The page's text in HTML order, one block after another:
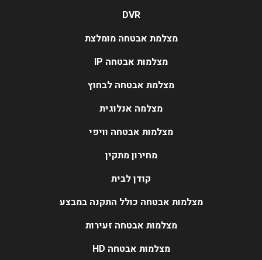
DVR
מצלמת אבטחה מומלצת
מצלמות אבטחה IP
מצלמת אבטחה לבחוץ
מצלמה אנלוגית
מצלמות אבטחה וויפי
מחירון מתקין
קודן לבית
מצלמות אבטחה כולל התקנה במבצע
מצלמות אבטחה זעירות
מצלמות אבטחה HD